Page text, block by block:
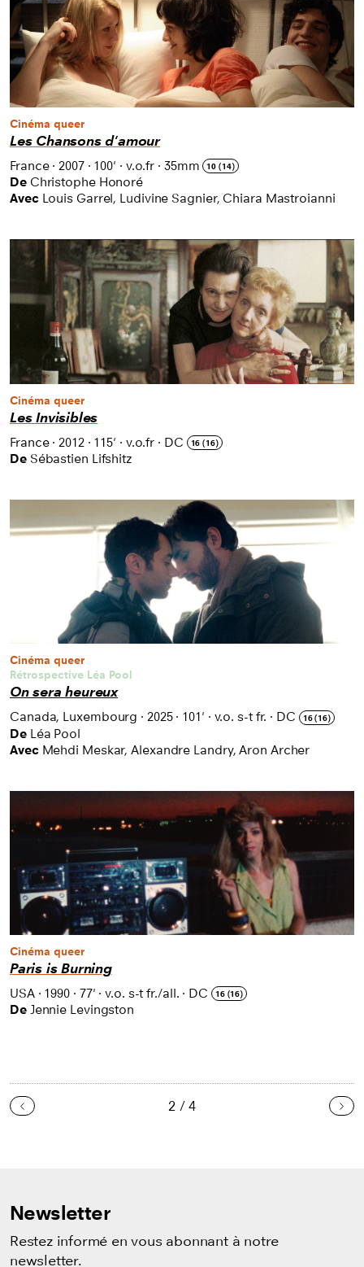
Cinéma queer
Les Chansons d'amour
France·2007· 100' · v.o.fr · 35mm 10 (14)
De Christophe Honoré
Avec Louis Garrel, Ludivine Sagnier, Chiara Mastroianni
Cinéma queer
Les Invisibles
France· 2012· 115' · v.o.fr · DC 16 (16)
De Sébastien Lifshitz
Cinéma queer
Rétrospective Léa Pool
On sera heureux
Canada, Luxembourg · 2025· 101' · v.o. s-t fr. · DC 16 (16)
De Léa Pool
Avec Mehdi Meskar, Alexandre Landry, Aron Archer
Cinéma queer
Paris is Burning
USA· 1990 · 77' ·v.o. s-t fr./all. · DC 16 (16)
De Jennie Levingston
Précédent 2 / 4
Newsletter
Restez informé en vous abonnant à notre
newsletter.